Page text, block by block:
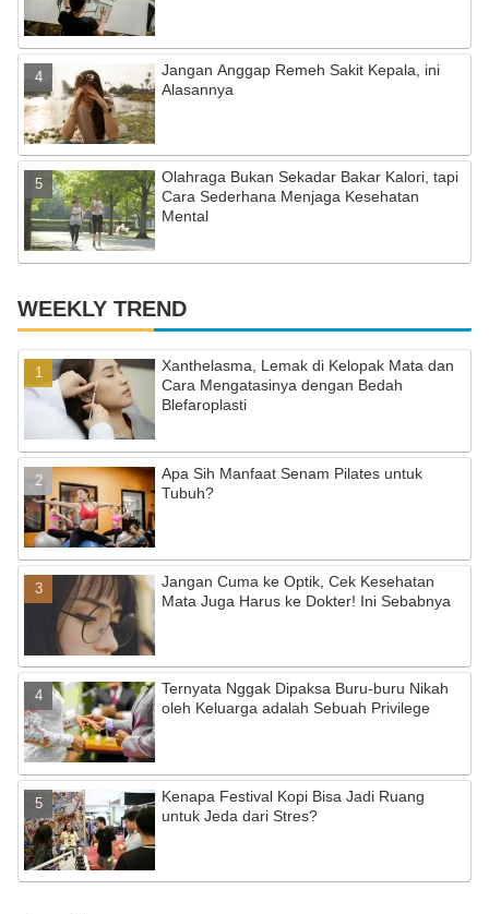
n
el
Jangan Anggap Remeh Sakit Kepala, ini
Alasannya
Olahraga Bukan Sekadar Bakar Kalori, tapi
Cara Sederhana Menjaga Kesehatan
Mental
WEEKLY TREND
Xanthelasma, Lemak di Kelopak Mata dan
Cara Mengatasinya dengan Bedah
Blefaroplasti
Apa Sih Manfaat Senam Pilates untuk
Tubuh?
Jangan Cuma ke Optik, Cek Kesehatan
Mata Juga Harus ke Dokter! Ini Sebabnya
Ternyata Nggak Dipaksa Buru-buru Nikah
oleh Keluarga adalah Sebuah Privilege
Kenapa Festival Kopi Bisa Jadi Ruang
untuk Jeda dari Stres?